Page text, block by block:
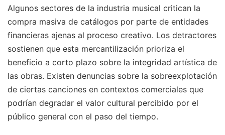
Algunos sectores de la industria musical critican la
compra masiva de catálogos por parte de entidades
financieras ajenas al proceso creativo. Los detractores
sostienen que esta mercantilización prioriza el
beneficio a corto plazo sobre la integridad artística de
las obras. Existen denuncias sobre la sobreexplotación
de ciertas canciones en contextos comerciales que
podrían degradar el valor cultural percibido por el
público general con el paso del tiempo.